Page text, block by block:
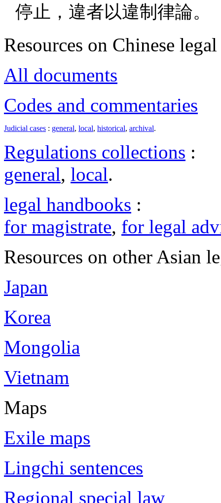
停止，違者以違制律論。
Resources on Chinese
All documents
Codes and commentaries
Judicial cases : general, local, historical, archival.
Regulations collections :
general, local.
legal handbooks :
for magistrate, for legal
Resources on other Asian
Japan
Korea
Mongolia
Vietnam
Maps
Exile maps
Lingchi sentences
Regional special law